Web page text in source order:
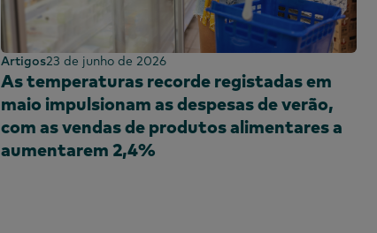
Artigos23 de junho de 2026
As temperaturas recorde registadas em
maio impulsionam as despesas de verão,
com as vendas de produtos alimentares a
aumentarem 2,4%